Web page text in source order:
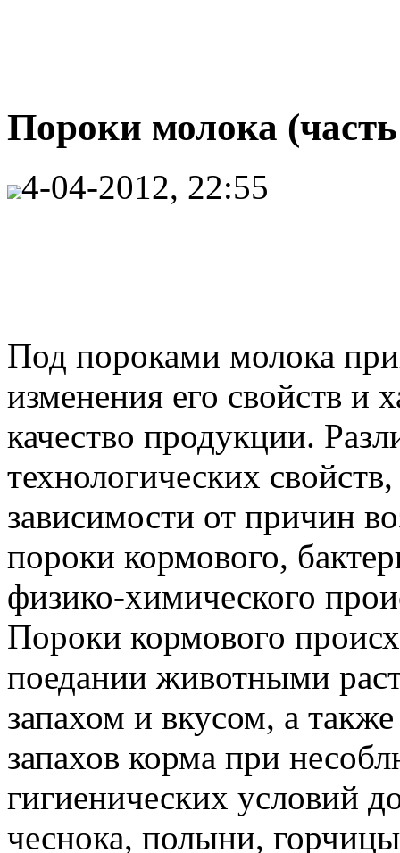
Пороки молока
4-04-2012, 22:55
Под пороками молока
изменения его свойств и
качество продукции.
технологических
зависимости от причин
пороки кормового,
физико-химического
Пороки кормового
поедании животными
запахом и вкусом, а
запахов корма при
гигиенических условий
чеснока, полыни,